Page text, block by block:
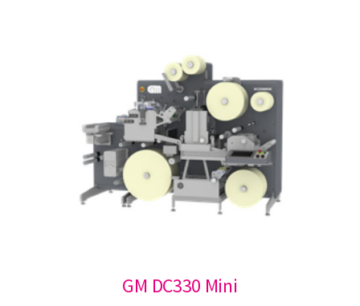
GM DC330 Mini